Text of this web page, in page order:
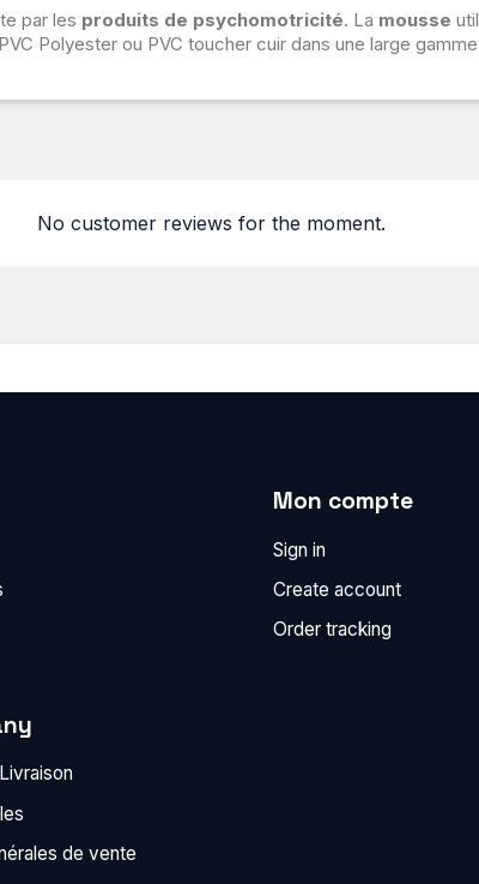
par les produits de psychomotricité. La mousse
Polyester ou PVC toucher cuir dans une large
No customer reviews for the moment.
de vente
Mon compte
Sign in
Create account
Order tracking